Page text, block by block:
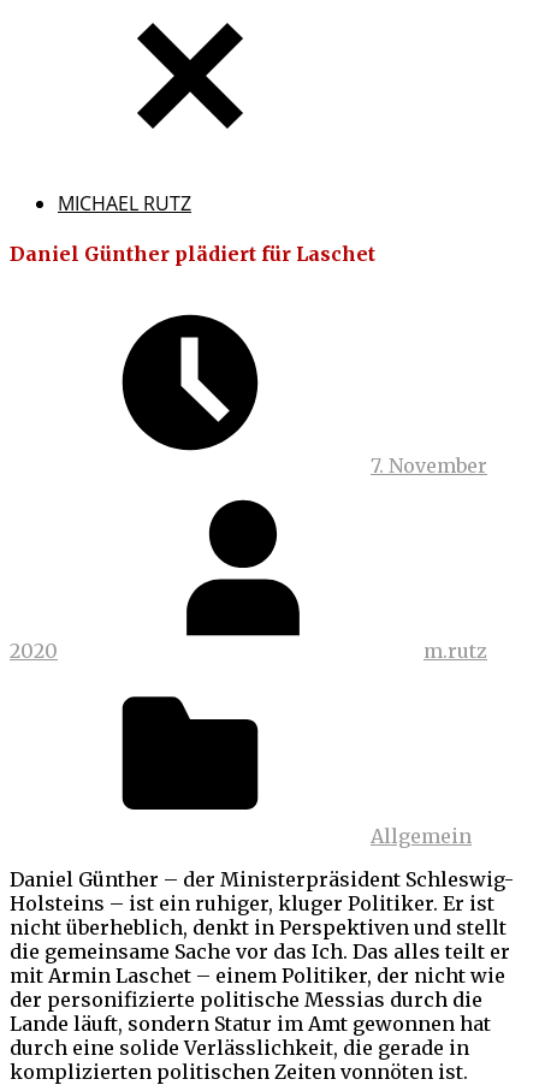
MICHAEL RUTZ
Daniel Günther plädiert für Laschet
7. November
2020 m.rutz
Allgemein
Daniel Günther – der Ministerpräsident Schleswig-
Holsteins – ist ein ruhiger, kluger Politiker. Er ist
nicht überheblich, denkt in Perspektiven und stellt
die gemeinsame Sache vor das Ich. Das alles teilt er
mit Armin Laschet – einem Politiker, der nicht wie
der personifizierte politische Messias durch die
Lande läuft, sondern Statur im Amt gewonnen hat
durch eine solide Verlässlichkeit, die gerade in
komplizierten politischen Zeiten vonnöten ist.